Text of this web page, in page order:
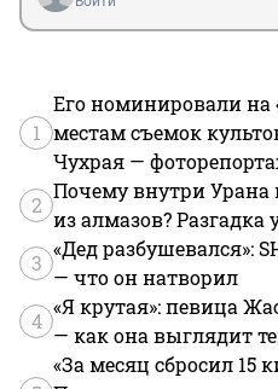
1
Его номинировали на
местам съемок
Чухрая —
2
Почему внутри
из алмазов?
3
«Дед разбушевался»:
— что он натворил
4
«Я крутая»: певица
— как она выглядит
«За месяц сбросил 15